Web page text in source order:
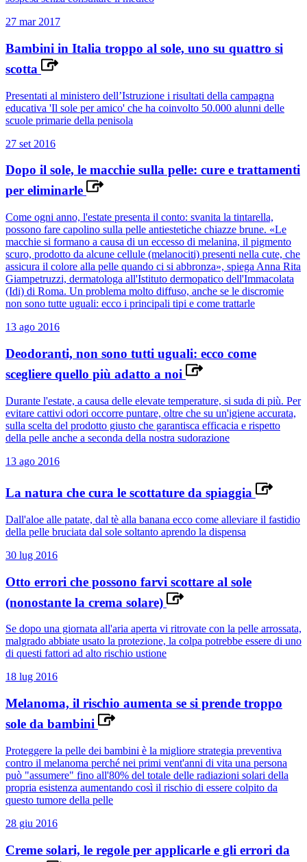
27 mar 2017
Bambini in Italia troppo al sole, uno su quattro si
scotta
Presentati al ministero dell’Istruzione i risultati della campagna
educativa 'Il sole per amico' che ha coinvolto 50.000 alunni delle
scuole primarie della penisola
27 set 2016
Dopo il sole, le macchie sulla pelle: cure e trattamenti
per eliminarle
Come ogni anno, l'estate presenta il conto: svanita la tintarella,
possono fare capolino sulla pelle antiestetiche chiazze brune. «Le
macchie si formano a causa di un eccesso di melanina, il pigmento
scuro, prodotto da alcune cellule (melanociti) presenti nella cute, che
assicura il colore alla pelle quando ci si abbronza», spiega Anna Rita
Giampetruzzi, dermatologa all'Istituto dermopatico dell'Immacolata
(Idi) di Roma. Un problema molto diffuso, anche se le discromie
non sono tutte uguali: ecco i principali tipi e come trattarle
13 ago 2016
Deodoranti, non sono tutti uguali: ecco come
scegliere quello più adatto a noi
Durante l'estate, a causa delle elevate temperature, si suda di più. Per
evitare cattivi odori occorre puntare, oltre che su un'igiene accurata,
sulla scelta del prodotto giusto che garantisca efficacia e rispetto
della pelle anche a seconda della nostra sudorazione
13 ago 2016
La natura che cura le scottature da spiaggia
Dall'aloe alle patate, dal tè alla banana ecco come alleviare il fastidio
della pelle bruciata dal sole soltanto aprendo la dispensa
30 lug 2016
Otto errori che possono farvi scottare al sole
(nonostante la crema solare)
Se dopo una giornata all'aria aperta vi ritrovate con la pelle arrossata,
malgrado abbiate usato la protezione, la colpa potrebbe essere di uno
di questi fattori ad alto rischio ustione
18 lug 2016
Melanoma, il rischio aumenta se si prende troppo
sole da bambini
Proteggere la pelle dei bambini è la migliore strategia preventiva
contro il melanoma perché nei primi vent'anni di vita una persona
può "assumere" fino all'80% del totale delle radiazioni solari della
propria esistenza aumentando così il rischio di essere colpito da
questo tumore della pelle
28 giu 2016
Creme solari, le regole per applicarle e gli errori da